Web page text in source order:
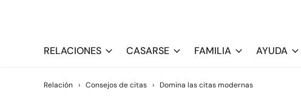
RELACIONES CASARSE FAMILIA AYUDA
Relación › Consejos de citas › Domina las citas modernas